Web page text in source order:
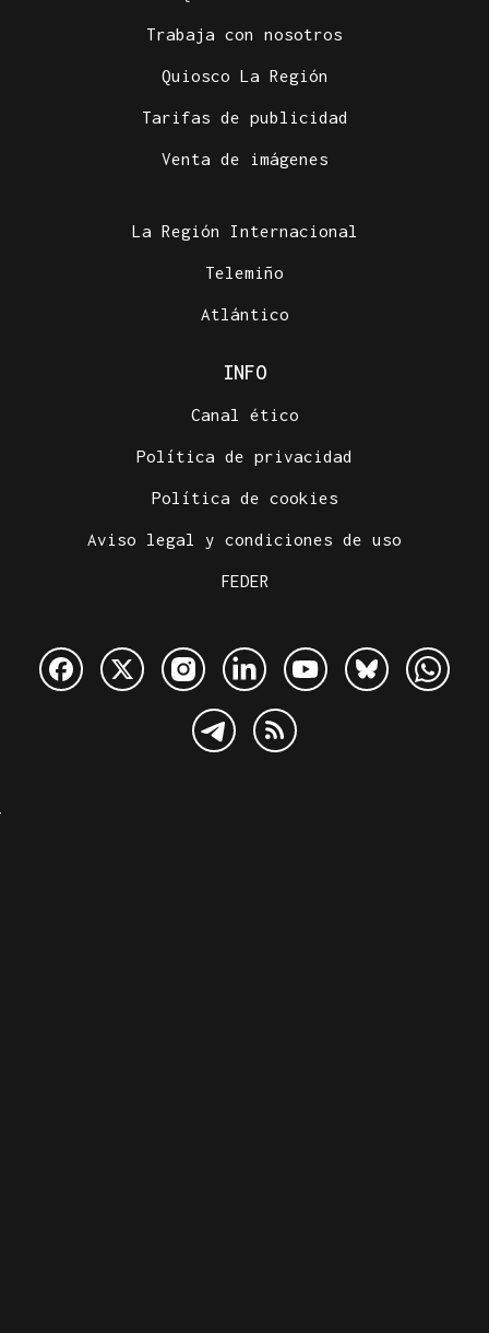
Trabaja con nosotros
Quiosco La Región
Tarifas de publicidad
Venta de imágenes
La Región Internacional
Telemiño
Atlántico
INFO
Canal ético
Política de privacidad
Política de cookies
Aviso legal y condiciones de uso
FEDER